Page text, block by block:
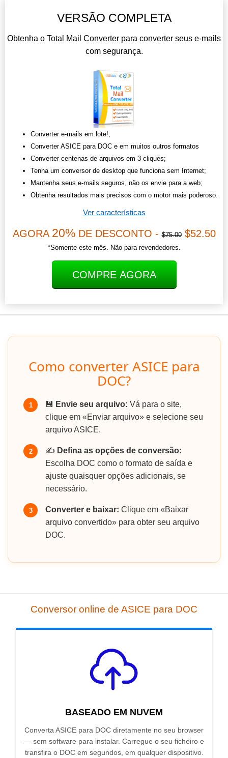
VERSÃO COMPLETA
Obtenha o Total Mail Converter para converter seus e-mails
com segurança.
Converter e-mails em lote!;
Converter ASICE para DOC e em muitos outros formatos
Converter centenas de arquivos em 3 cliques;
Tenha um conversor de desktop que funciona sem Internet;
Mantenha seus e-mails seguros, não os envie para a web;
Obtenha resultados mais precisos com o motor mais poderoso.
Ver características
AGORA 20%DE DESCONTO -$75.00$52.50
*Somente este mês. Não para revendedores.
COMPRE AGORA
Como converter ASICE para
DOC?
1 💾 Envie seu arquivo: Vá para o site,
clique em «Enviar arquivo» e selecione seu
arquivo ASICE.
2 ✍️ Defina as opções de conversão:
Escolha DOC como o formato de saída e
ajuste quaisquer opções adicionais, se
necessário.
3 Converter e baixar: Clique em «Baixar
arquivo convertido» para obter seu arquivo
DOC.
Conversor online de ASICE para DOC
BASEADO EM NUVEM
Converta ASICE para DOC diretamente no seu browser
— sem software para instalar. Carregue o seu ficheiro e
transfira o DOC em segundos, em qualquer dispositivo.